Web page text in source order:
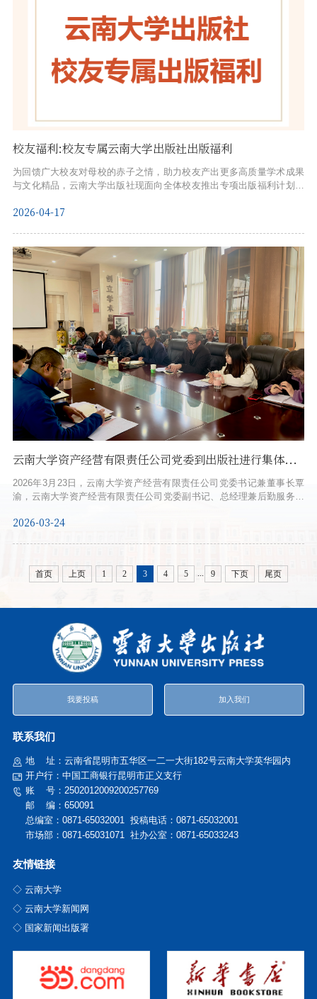
校友福利:校友专属云南大学出版社出版福利
为回馈广大校友对母校的赤子之情，助力校友产出更多高质量学术成果
与文化精品，云南大学出版社现面向全体校友推出专项出版福利计划。
属福利：★凡属我校校友在云南大学出版社出版的图书，享受与校内教
辅、文化艺术类读物等（...
2026-04-17
云南大学资产经营有限责任公司党委到出版社进行集体廉政提醒谈话
2026年3月23日，云南大学资产经营有限责任公司党委书记兼董事长覃
渝，云南大学资产经营有限责任公司党委副书记、总经理兼后勤服务保
出，廉政谈话是落实全面从严治党、深化正确政绩观教育的重要举措。
提质增效背景下，出版社要通...
2026-03-24
首页 上页 1 2 3 4 5 ... 9 下页 尾页
我要投稿 加入我们
联系我们
地
址：云南省昆明市五华区一二一大街182号云南大学英华园内
开户行：中国工商银行昆明市正义支行
账
号：2502012009200257769
邮 编：650091
总编室：0871-65032001 投稿电话： 0871-65032001
市场部：0871-65031071 社办公室：0871-65033243
友情链接
◇ 云南大学
◇ 云南大学新闻网
◇ 国家新闻出版署